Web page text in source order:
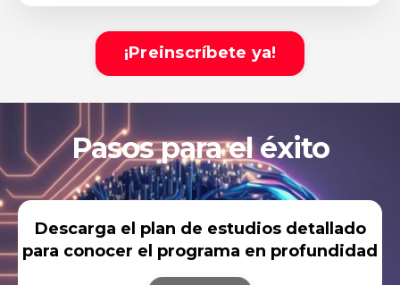
¡Preinscríbete ya!
Pasos para el éxito
Descarga el plan de estudios detallado
para conocer el programa en profundidad